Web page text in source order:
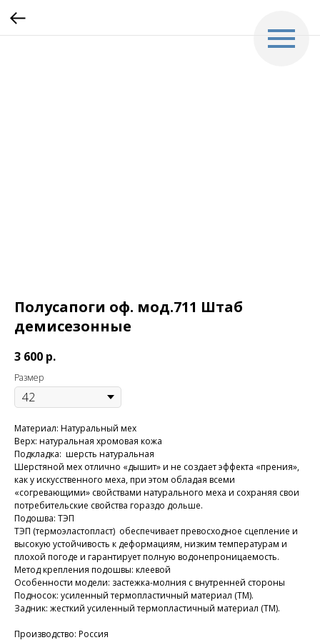
Полусапоги оф. мод.711 Штаб
демисезонные
3 600 р.
Размер
Материал: Натуральный мех
Верх: натуральная хромовая кожа
Подкладка: шерсть натуральная
Шерстяной мех отлично «дышит» и не создает эффекта «прения»,
как у искусственного меха, при этом обладая всеми
«согревающими» свойствами натурального меха и сохраняя свои
потребительские свойства гораздо дольше.
Подошва: ТЭП
ТЭП (термоэластопласт) обеспечивает превосходное сцепление и
высокую устойчивость к деформациям, низким температурам и
плохой погоде и гарантирует полную водонепроницаемость.
Метод крепления подошвы: клеевой
Особенности модели: застежка-молния с внутренней стороны
Подносок: усиленный термопластичный материал (ТМ).
Задник: жесткий усиленный термопластичный материал (ТМ).
Производство: Россия